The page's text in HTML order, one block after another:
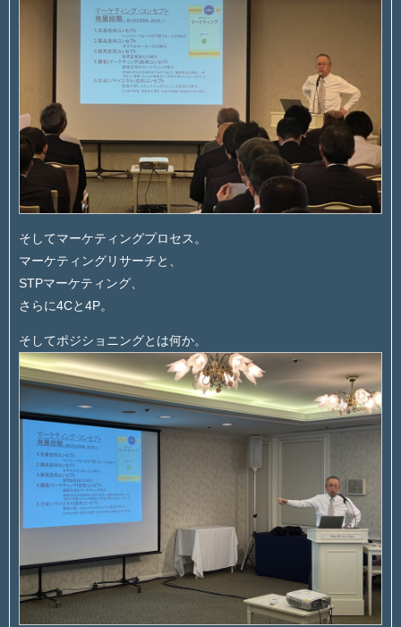
そしてマーケティングプロセス。
マーケティングリサーチと、
STPマーケティング、
さらに4Cと4P。
そしてポジショニングとは何か。